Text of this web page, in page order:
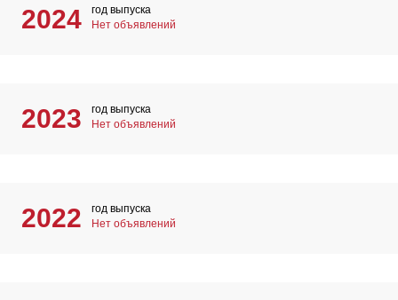
2024
год выпуска
Нет объявлений
2023
год выпуска
Нет объявлений
2022
год выпуска
Нет объявлений